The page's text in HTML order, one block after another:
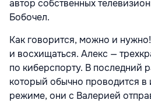
автор собственных
Бобочел.
Как говорится, можно и
и восхищаться. Алекс —
по киберспорту. В последний
который обычно проводится в
режиме, они с Валерией